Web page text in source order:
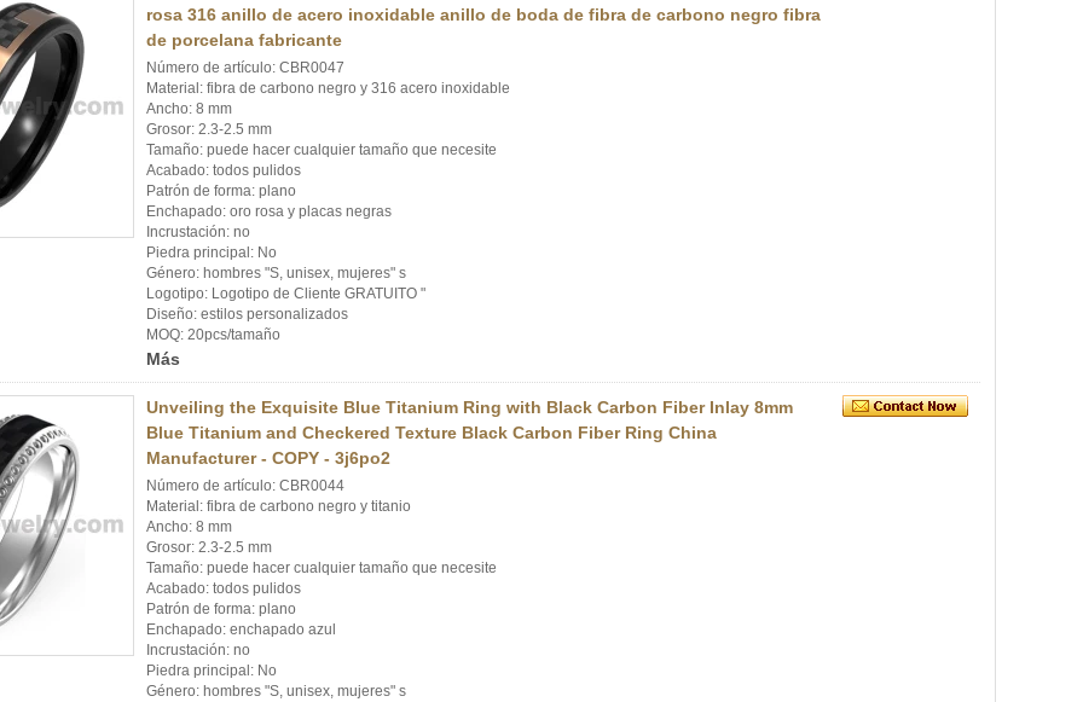
rosa 316 anillo de acero inoxidable anillo de boda de fibra de carbono negro fibra
de porcelana fabricante
Número de artículo: CBR0047
Material: fibra de carbono negro y 316 acero inoxidable
Ancho: 8 mm
Grosor: 2.3-2.5 mm
Tamaño: puede hacer cualquier tamaño que necesite
Acabado: todos pulidos
Patrón de forma: plano
Enchapado: oro rosa y placas negras
Incrustación: no
Piedra principal: No
Género: hombres "S, unisex, mujeres" s
Logotipo: Logotipo de Cliente GRATUITO "
Diseño: estilos personalizados
MOQ: 20pcs/tamaño
Más
Unveiling the Exquisite Blue Titanium Ring with Black Carbon Fiber Inlay 8mm
Blue Titanium and Checkered Texture Black Carbon Fiber Ring China
Manufacturer - COPY - 3j6po2
Número de artículo: CBR0044
Material: fibra de carbono negro y titanio
Ancho: 8 mm
Grosor: 2.3-2.5 mm
Tamaño: puede hacer cualquier tamaño que necesite
Acabado: todos pulidos
Patrón de forma: plano
Enchapado: enchapado azul
Incrustación: no
Piedra principal: No
Género: hombres "S, unisex, mujeres" s